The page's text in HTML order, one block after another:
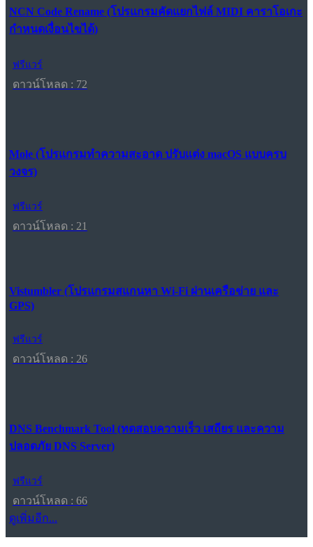
NCN Code Rename (โปรแกรมคัดแยกไฟล์ MIDI คาราโอเกะ
กำหนดเงื่อนไขได้)
ฟรีแวร์
ดาวน์โหลด : 72
Mole (โปรแกรมทำความสะอาด ปรับแต่ง macOS แบบครบ
วงจร)
ฟรีแวร์
ดาวน์โหลด : 21
Vistumbler (โปรแกรมสแกนหา Wi-Fi ผ่านเครือข่าย และ
GPS)
ฟรีแวร์
ดาวน์โหลด : 26
DNS Benchmark Tool (ทดสอบความเร็ว เสถียร และความ
ปลอดภัย DNS Server)
ฟรีแวร์
ดาวน์โหลด : 66
ดูเพิ่มอีก...